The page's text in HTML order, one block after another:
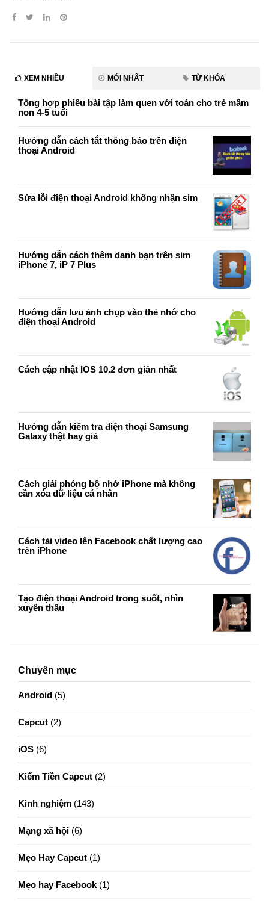
XEM NHIỀU MỚI NHẤT TỪ KHÓA
Tổng hợp phiếu bài tập làm quen với toán cho trẻ mầm
non 4-5 tuổi
Hướng dẫn cách tắt thông báo trên điện
thoại Android
Sửa lỗi điện thoại Android không nhận sim
Hướng dẫn cách thêm danh bạn trên sim
iPhone 7, iP 7 Plus
Hướng dẫn lưu ảnh chụp vào thẻ nhớ cho
điện thoại Android
Cách cập nhật IOS 10.2 đơn giản nhất
Hướng dẫn kiểm tra điện thoại Samsung
Galaxy thật hay giả
Cách giải phóng bộ nhớ iPhone mà không
cần xóa dữ liệu cá nhân
Cách tải video lên Facebook chất lượng cao
trên iPhone
Tạo điện thoại Android trong suốt, nhìn
xuyên thấu
Chuyên mục
Android (5)
Capcut (2)
iOS (6)
Kiếm Tiền Capcut (2)
Kinh nghiệm (143)
Mạng xã hội (6)
Mẹo Hay Capcut (1)
Mẹo hay Facebook (1)